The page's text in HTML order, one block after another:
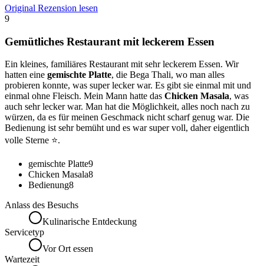
Original Rezension lesen
9
Gemütliches Restaurant mit leckerem Essen
Ein kleines, familiäres Restaurant mit sehr leckerem Essen. Wir
hatten eine gemischte Platte, die Bega Thali, wo man alles
probieren konnte, was super lecker war. Es gibt sie einmal mit und
einmal ohne Fleisch. Mein Mann hatte das Chicken Masala, was
auch sehr lecker war. Man hat die Möglichkeit, alles noch nach zu
würzen, da es für meinen Geschmack nicht scharf genug war. Die
Bedienung ist sehr bemüht und es war super voll, daher eigentlich
volle Sterne ⭐️.
gemischte Platte9
Chicken Masala8
Bedienung8
Anlass des Besuchs
Kulinarische Entdeckung
Servicetyp
Vor Ort essen
Wartezeit